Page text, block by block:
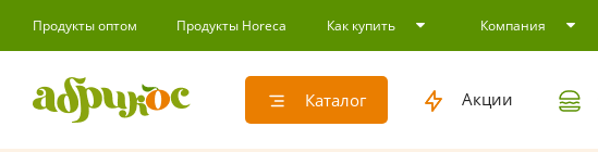
Продукты оптом Продукты Horeca Как купить Компания
Каталог Акции